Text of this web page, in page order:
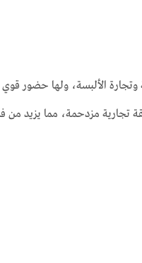
الألبسة، ولها حضور قوي
تجارية مزدحمة، مما يزيد من